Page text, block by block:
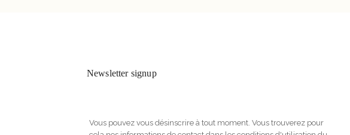
Newsletter signup
Vous pouvez vous désinscrire à tout moment. Vous trouverez pour